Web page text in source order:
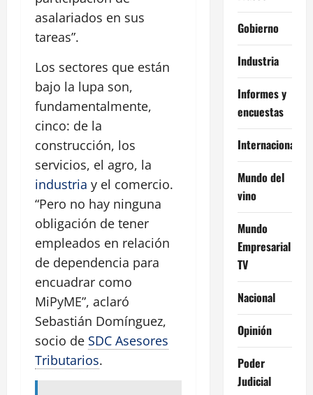
asalariados en sus
tareas”.
Los sectores que están
bajo la lupa son,
fundamentalmente,
cinco: de la
construcción, los
servicios, el agro, la
industria y el comercio.
“Pero no hay ninguna
obligación de tener
empleados en relación
de dependencia para
encuadrar como
MiPyME”, aclaró
Sebastián Domínguez,
socio de SDC Asesores
Tributarios.
Gobierno
Industria
Informes y
encuestas
Internacional
Mundo del
vino
Mundo
Empresarial
TV
Nacional
Opinión
Poder
Judicial